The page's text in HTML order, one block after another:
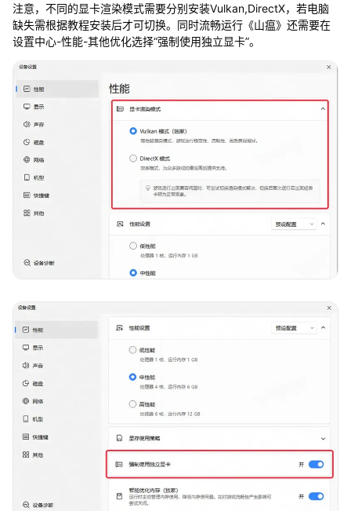
注意，不同的显卡渲染模式需要分别安装Vulkan,DirectX，若电脑
缺失需根据教程安装后才可切换。同时流畅运行《山瘟》还需要在
设置中心-性能-其他优化选择“强制使用独立显卡”。